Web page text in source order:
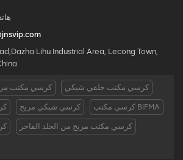
Lihu Industrial Area, Lecong Town,
كرسي مكتب كرسي مكتب خلفي شبكي
كرسي شبكي مريح كرسي مكتب BIFMA
كرسي مكتب مريح من الجلد الفاخر